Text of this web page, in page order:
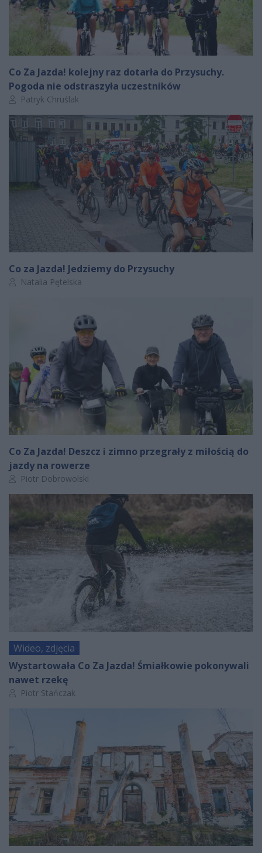
Co Za Jazda! kolejny raz dotarła do Przysuchy.
Pogoda nie odstraszyła uczestników
Autor artykułu:
Patryk Chruślak
Co za Jazda! Jedziemy do Przysuchy
Autor artykułu:
Natalia Pętelska
Co Za Jazda! Deszcz i zimno przegrały z miłością do
jazdy na rowerze
Autor artykułu:
Piotr Dobrowolski
Wideo, zdjęcia
Wystartowała Co Za Jazda! Śmiałkowie pokonywali
nawet rzekę
Autor artykułu:
Piotr Stańczak